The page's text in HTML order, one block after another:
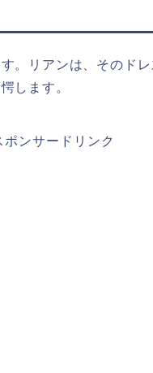
。リアンは、そのド
します。
ポンサードリンク